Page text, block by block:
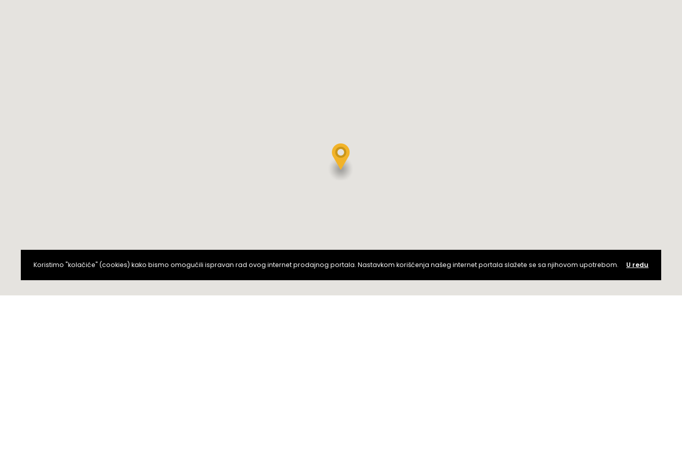
Koristimo "kolačiće" (cookies) kako bismo omogućili ispravan rad ovog internet prodajnog portala. Nastavkom korišćenja našeg internet portala slažete se sa njihovom upotrebom. U redu